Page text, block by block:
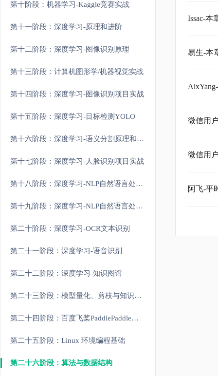
第十阶段：机器学习-Kaggle竞赛实战
第十一阶段：深度学习-原理和进阶
第十二阶段：深度学习-图像识别原理
第十三阶段：计算机图形学/机器视觉实战
第十四阶段：深度学习-图像识别项目实战
第十五阶段：深度学习-目标检测YOLO
第十六阶段：深度学习-语义分割原理和实战
第十七阶段：深度学习-人脸识别项目实战
第十八阶段：深度学习-NLP自然语言处理原理和进阶
第十九阶段：深度学习-NLP自然语言处理大模型实战
第二十阶段：深度学习-OCR文本识别
第二十一阶段：深度学习-语音识别
第二十二阶段：深度学习-知识图谱
第二十三阶段：模型量化、剪枝与知识蒸馏
第二十四阶段：百度飞桨PaddlePaddle实战
第二十五阶段：Linux 环境编程基础
第二十六阶段：算法与数据结构
Issac-本
易生-本
微信用
微信用
阿飞-平